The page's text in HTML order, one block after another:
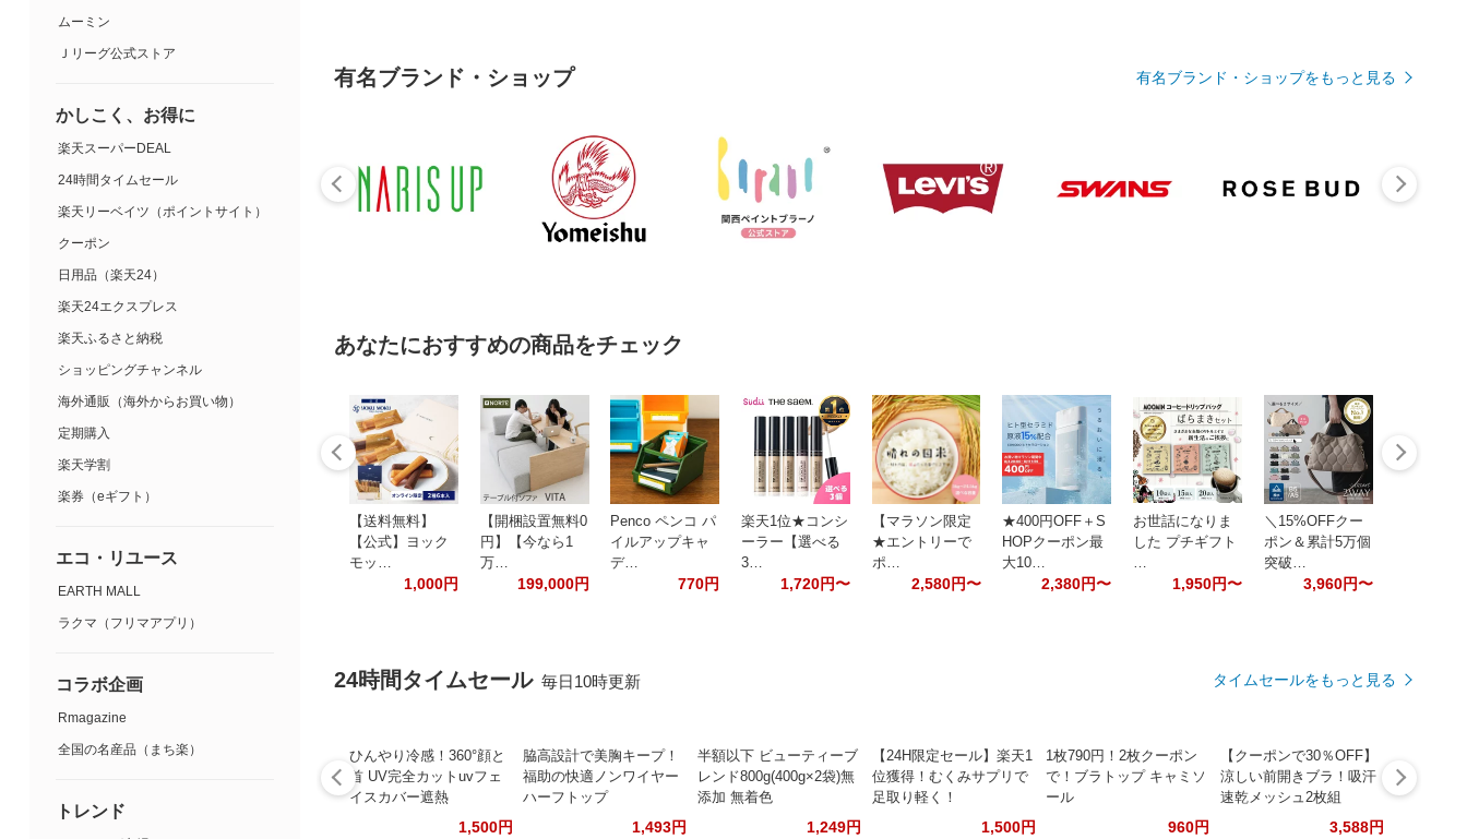
有名ブランド・ショップ 有名ブランド・ショップをもっと見る
あなたにおすすめの商品をチェック
【送料無料】
【公式】ヨック
モッ…
1,000円
【開梱設置無料0
円】【今なら1
万…
199,000円
Penco ペンコ パ
イルアップキャ
デ…
770円
楽天1位★コンシ
ーラー【選べる
3…
1,720円〜
【マラソン限定
★エントリーで
ポ…
2,580円〜
★400円OFF＋S
HOPクーポン最
大10…
2,380円〜
お世話になりま
した プチギフト
…
1,950円〜
＼15%OFFクー
ポン＆累計5万個
突破…
3,960円〜
24時間タイムセール 毎日10時更新 タイムセールをもっと見る
ひんやり冷感！360°顔と
首 UV完全カットuvフェ
イスカバー遮熱
1,500円
脇高設計で美胸キープ！
福助の快適ノンワイヤー
ハーフトップ
1,493円
半額以下 ビューティーブ
レンド800g(400g×2袋)無
添加 無着色
1,249円
【24H限定セール】楽天1
位獲得！むくみサプリで
足取り軽く！
1,500円
1枚790円！2枚クーポン
で！ブラトップ キャミソ
ール
960円
【クーポンで30％OFF】
涼しい前開きブラ！吸汗
速乾メッシュ2枚組
3,588円
ムーミン
Ｊリーグ公式ストア
かしこく、お得に
楽天スーパーDEAL
24時間タイムセール
楽天リーベイツ（ポイントサイト）
クーポン
日用品（楽天24）
楽天24エクスプレス
楽天ふるさと納税
ショッピングチャンネル
海外通販（海外からお買い物）
定期購入
楽天学割
楽券（eギフト）
エコ・リユース
EARTH MALL
ラクマ（フリマアプリ）
コラボ企画
Rmagazine
全国の名産品（まち楽）
トレンド